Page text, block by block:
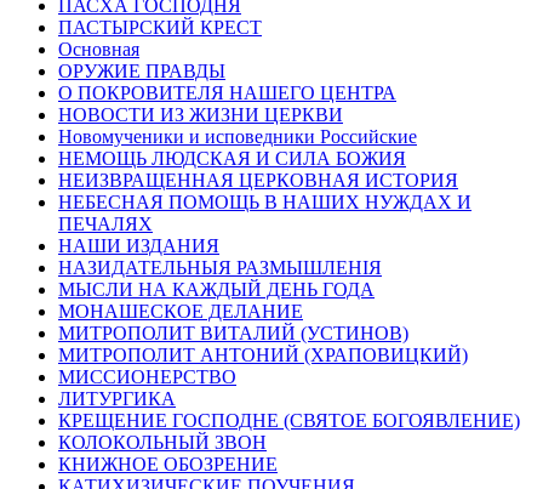
ПАСХА ГОСПОДНЯ
ПАСТЫРСКИЙ КРЕСТ
Основная
ОРУЖИЕ ПРАВДЫ
О ПОКРОВИТЕЛЯ НАШЕГО ЦЕНТРА
НОВОСТИ ИЗ ЖИЗНИ ЦЕРКВИ
Новомученики и исповедники Российские
НЕМОЩЬ ЛЮДСКАЯ И СИЛА БОЖИЯ
НЕИЗВРАЩЕННАЯ ЦЕРКОВНАЯ ИСТОРИЯ
НЕБЕСНАЯ ПОМОЩЬ В НАШИХ НУЖДАХ И
ПЕЧАЛЯХ
НАШИ ИЗДАНИЯ
НАЗИДАТЕЛЬНЫЯ РАЗМЫШЛЕНІЯ
МЫСЛИ НА КАЖДЫЙ ДЕНЬ ГОДА
МОНАШЕСКОЕ ДЕЛАНИЕ
МИТРОПОЛИТ ВИТАЛИЙ (УСТИНОВ)
МИТРОПОЛИТ АНТОНИЙ (ХРАПОВИЦКИЙ)
МИССИОНЕРСТВО
ЛИТУРГИКА
КРЕЩЕНИЕ ГОСПОДНЕ (СВЯТОЕ БОГОЯВЛЕНИЕ)
КОЛОКОЛЬНЫЙ ЗВОН
КНИЖНОЕ ОБОЗРЕНИЕ